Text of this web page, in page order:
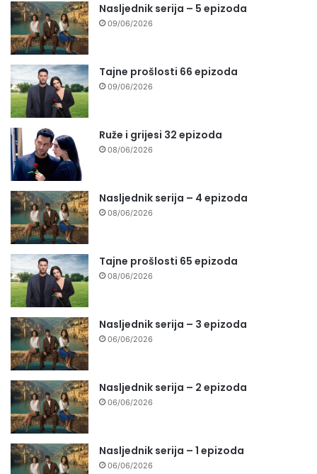
Nasljednik serija – 5 epizoda
09/06/2026
Tajne prošlosti 66 epizoda
09/06/2026
Ruže i grijesi 32 epizoda
08/06/2026
Nasljednik serija – 4 epizoda
08/06/2026
Tajne prošlosti 65 epizoda
08/06/2026
Nasljednik serija – 3 epizoda
06/06/2026
Nasljednik serija – 2 epizoda
06/06/2026
Nasljednik serija – 1 epizoda
06/06/2026